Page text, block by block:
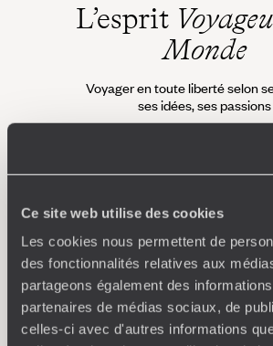
Ce site web utilise des cookies
Les cookies nous permettent de
des fonctionnalités relatives aux
partageons également des
partenaires de médias sociaux, de
celles-ci avec d'autres informations
L’esprit
Monde
Voyager en toute liberté selon
ses idées, ses passions
Où je veux
250 conseillers spécialisés par pays